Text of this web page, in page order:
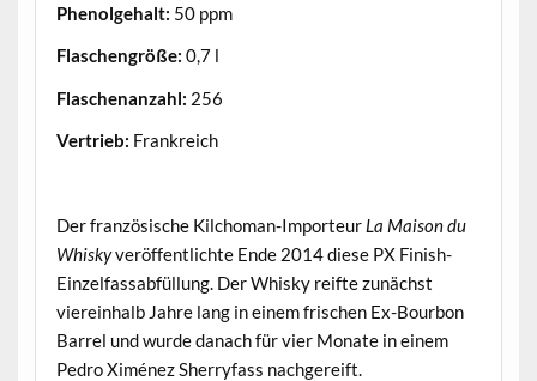
Phenolgehalt: 50 ppm
Flaschengröße: 0,7 l
Flaschenanzahl: 256
Vertrieb: Frankreich
Der französische Kilchoman-Importeur La Maison du
Whiskyveröffentlichte Ende 2014 diese PX Finish-
Einzelfassabfüllung. Der Whisky reifte zunächst
viereinhalb Jahre lang in einem frischen Ex-Bourbon
Barrel und wurde danach für vier Monate in einem
Pedro Ximénez Sherryfass nachgereift.